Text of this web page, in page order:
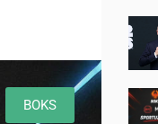
BOKS